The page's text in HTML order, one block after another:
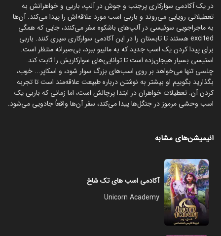
در یک آکادمی سوارکاری پرجنب و جوش در آلپ، باربی و خواهرانش به
تعطیلاتی رویایی می‌روند و باربی اسب مورد علاقه‌اش را پیدا می‌کند. آن‌ها
به ماجراجویی سوئیسی در آلپ‌های باشکوه سفر می‌کنند، جایی که همگی
excited هستند تا تابستان را در این آکادمی سوارکاری سپری کنند. باربی
برای پیدا کردن یک اسب جدید که به مالیبو ببرد، بی‌صبرانه منتظر است.
استیسی بسیار هیجان‌زده است تا توانایی‌های سوارکاریش را ثابت کند.
چلسی تنها می‌خواهد بر روی اسب‌های بزرگ سوار شود، و اسکاپر... خوب،
بگذارید بگوییم او بیشتر به نوشتن درباره طبیعت علاقه‌مند است تا تجربه
کردن آن. تعطیلات خواهران در ابتدا پرچالش است، اما زمانی که باربی یک
اسب وحشی مرموز در جنگل‌ها پیدا می‌کند، سفر آن‌ها واقعاً جادویی می‌شود.
انیمیشن‌های مشابه
آکادمی اسب های تک شاخ
Unicorn Academy